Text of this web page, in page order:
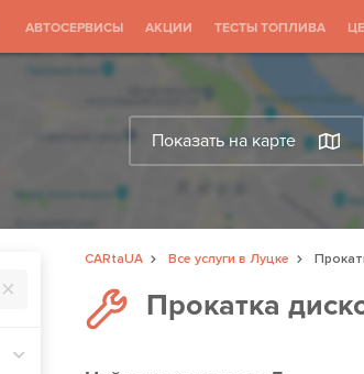
АВТОСЕРВИСЫ АКЦИИ ТЕСТЫ ТОПЛИВА
Показать на карте
CARtaUA Все услуги в Луцке
Прокатка